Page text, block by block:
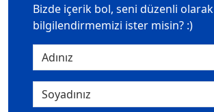
Bizde içerik bol, seni düzenli olarak
bilgilendirmemizi ister misin? :)